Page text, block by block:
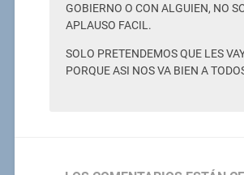
GOBIERNO O CON ALGUIEN, NO
APLAUSO FACIL.
SOLO PRETENDEMOS QUE LES
PORQUE ASI NOS VA BIEN A